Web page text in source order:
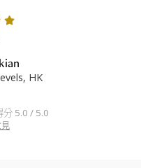
HK
分 5.0 / 5.0